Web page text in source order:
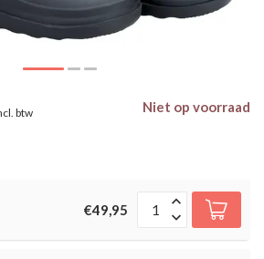
btw Niet op voorraad
€49,95